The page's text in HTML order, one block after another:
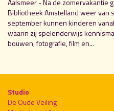
Bibliotheek Amstelland weer van
september kunnen kinderen
waarin zij spelenderwijs
bouwen, fotografie, film en...
Studio
De Oude Veiling